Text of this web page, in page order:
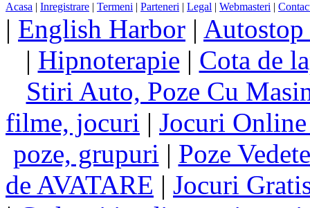
Acasa | Inregistrare | Termeni | Parteneri | Legal | Webmasteri |
| English Harbor |
| Hipnoterapie | Cota de
Stiri Auto, Poze Cu
filme, jocuri | Jocuri
poze, grupuri | Poze
de AVATARE | Jocuri